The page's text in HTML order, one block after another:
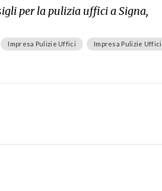
per la pulizia uffici a Signa,
Impresa Pulizie Uffici Impresa Pulizie